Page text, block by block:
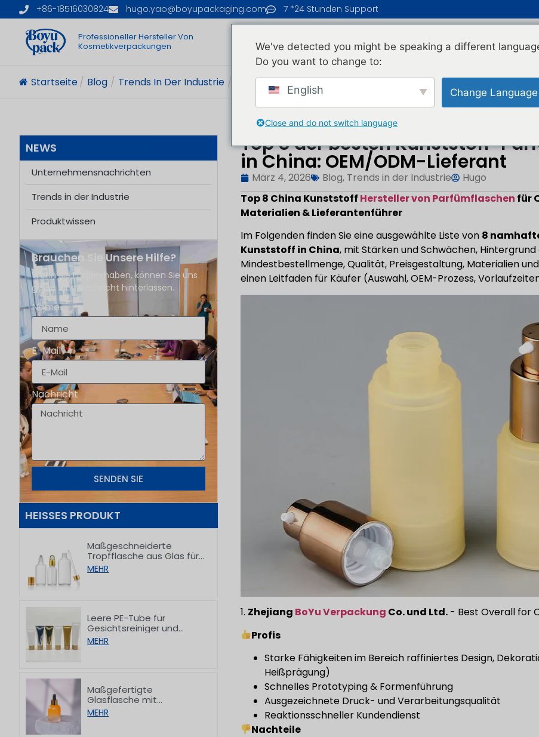
+86-18516030824 hugo.yao@boyupackaging.com 7 *24 Stunden Support
Professioneller Hersteller Von
Kosmetikverpackungen
STARTSEITE PRODUKTE BLOG ÜBER UNS
Startseite / Blog / Trends In Der Industrie / Top 8 Beste Plastik...
NEWS
Unternehmensnachrichten
Trends in der Industrie
Produktwissen
Brauchen Sie Unsere Hilfe?
Wenn Sie Fragen haben, können Sie uns
gerne eine Nachricht hinterlassen.
Name
E-Mail
Nachricht
SENDEN SIE
HEISSES PRODUKT
Maßgeschneiderte
Tropfflasche aus Glas für
ätherische Öle zur
Verpackung von
MEHR
Leere PE-Tube für
Gesichtsreiniger und
Handcreme mit
Bambusverschluss,
MEHR
Maßgefertigte
Glasflasche mit
Tropfverschluss und
stufenweise verdicktem
MEHR
Top 8 der besten Kunststoff-
in China: OEM/ODM-Lieferant
März 4, 2026 Blog, Trends in der Industrie
Hugo
Top 8 China Kunststoff Hersteller von Parfümflaschen für
Materialien & Lieferantenführer
Im Folgenden finden Sie eine ausgewählte Liste von 8
Kunststoff in China, mit Stärken und Schwächen,
Mindestbestellmenge, Qualität, Preisgestaltung, Materialien
einen Leitfaden für Käufer (Auswahl, OEM-Prozess,
1. Zhejiang BoYu Verpackung Co. und Ltd. - Best Overall for
Profis
Starke Fähigkeiten im Bereich raffiniertes Design,
Heißprägung)
Schnelles Prototyping & Formenführung
Ausgezeichnete Druck- und Verarbeitungsqualität
Reaktionsschneller Kundendienst
Nachteile
We've detected you might be speaking a different
Do you want to change to:
English Change Language
Close and do not switch language